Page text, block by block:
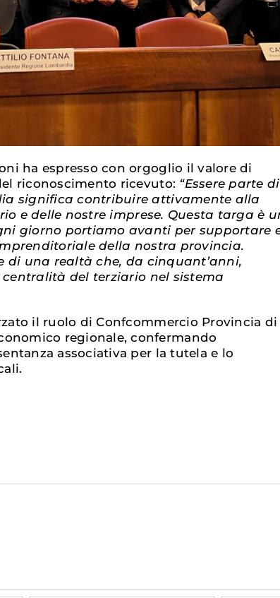
ha espresso con orgoglio il valore di
riconoscimento ricevuto: “Essere parte di
significa contribuire attivamente alla
e delle nostre imprese. Questa targa è
giorno portiamo avanti per supportare
della nostra provincia.
di una realtà che, da cinquant’anni,
del terziario nel sistema
il ruolo di Confcommercio Provincia di
regionale, confermando
associativa per la tutela e lo